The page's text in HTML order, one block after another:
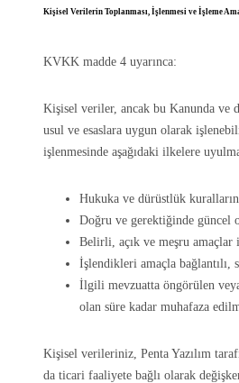
Kişisel Verilerin Toplanması, İşlenmesi ve İşleme
KVKK madde 4 uyarınca:
Kişisel veriler, ancak bu Kanunda ve
usul ve esaslara uygun olarak
işlenmesinde aşağıdaki ilkelere
Hukuka ve dürüstlük
Doğru ve gerektiğinde güncel
Belirli, açık ve meşru amaçlar
İşlendikleri amaçla bağlantılı,
İlgili mevzuatta öngörülen
olan süre kadar muhafaza
Kişisel verileriniz, Penta Yazılım
da ticari faaliyete bağlı olarak